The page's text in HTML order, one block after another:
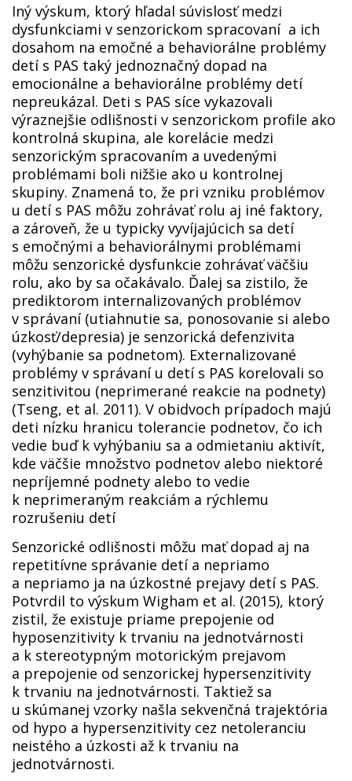
Iný výskum, ktorý hľadal súvislosť medzi
dysfunkciami v senzorickom spracovaní a ich
dosahom na emočné a behaviorálne problémy
detí s PAS taký jednoznačný dopad na
emocionálne a behaviorálne problémy detí
nepreukázal. Deti s PAS síce vykazovali
výraznejšie odlišnosti v senzorickom profile ako
kontrolná skupina, ale korelácie medzi
senzorickým spracovaním a uvedenými
problémami boli nižšie ako u kontrolnej
skupiny. Znamená to, že pri vzniku problémov
u detí s PAS môžu zohrávať rolu aj iné faktory,
a zároveň, že u typicky vyvíjajúcich sa detí
s emočnými a behaviorálnymi problémami
môžu senzorické dysfunkcie zohrávať väčšiu
rolu, ako by sa očakávalo. Ďalej sa zistilo, že
prediktorom internalizovaných problémov
v správaní (utiahnutie sa, ponosovanie si alebo
úzkosť/depresia) je senzorická defenzivita
(vyhýbanie sa podnetom). Externalizované
problémy v správaní u detí s PAS korelovali so
senzitivitou (neprimerané reakcie na podnety)
(Tseng, et al. 2011). V obidvoch prípadoch majú
deti nízku hranicu tolerancie podnetov, čo ich
vedie buď k vyhýbaniu sa a odmietaniu aktivít,
kde väčšie množstvo podnetov alebo niektoré
nepríjemné podnety alebo to vedie
k neprimeraným reakciám a rýchlemu
rozrušeniu detí
Senzorické odlišnosti môžu mať dopad aj na
repetitívne správanie detí a nepriamo
a nepriamo ja na úzkostné prejavy detí s PAS.
Potvrdil to výskum Wigham et al. (2015), ktorý
zistil, že existuje priame prepojenie od
hyposenzitivity k trvaniu na jednotvárnosti
a k stereotypným motorickým prejavom
a prepojenie od senzorickej hypersenzitivity
k trvaniu na jednotvárnosti. Taktiež sa
u skúmanej vzorky našla sekvenčná trajektória
od hypo a hypersenzitivity cez netoleranciu
neistého a úzkosti až k trvaniu na
jednotvárnosti.